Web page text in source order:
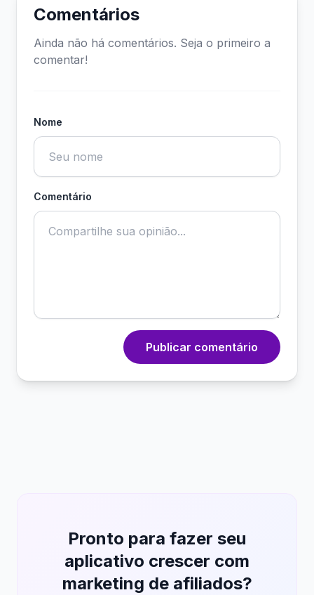
Comentários
Ainda não há comentários. Seja o primeiro a
comentar!
Nome
Comentário
Publicar comentário
Pronto para fazer seu
aplicativo crescer com
marketing de afiliados?